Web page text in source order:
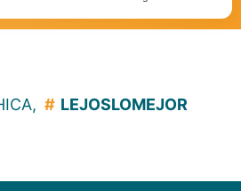
# LEJOSLOMEJOR